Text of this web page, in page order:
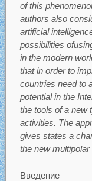
of this
authors also
artificial
possibilities
in the modern
that in order to
countries need to
potential in the
the tools of a new
activities. The
gives states a
the new multipolar
Введение